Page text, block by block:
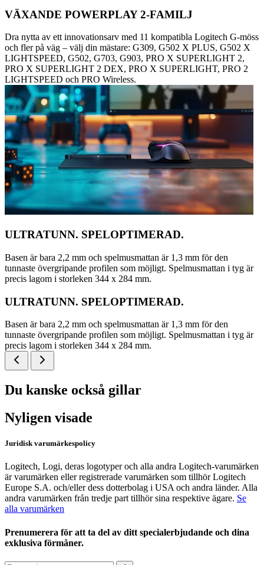
VÄXANDE POWERPLAY 2-FAMILJ
Dra nytta av ett innovationsarv med 11 kompatibla Logitech G-möss
och fler på väg – välj din mästare: G309, G502 X PLUS, G502 X
LIGHTSPEED, G502, G703, G903, PRO X SUPERLIGHT 2,
PRO X SUPERLIGHT 2 DEX, PRO X SUPERLIGHT, PRO 2
LIGHTSPEED och PRO Wireless.
ULTRATUNN. SPELOPTIMERAD.
Basen är bara 2,2 mm och spelmusmattan är 1,3 mm för den
tunnaste övergripande profilen som möjligt. Spelmusmattan i tyg är
precis lagom i storleken 344 x 284 mm.
ULTRATUNN. SPELOPTIMERAD.
Basen är bara 2,2 mm och spelmusmattan är 1,3 mm för den
tunnaste övergripande profilen som möjligt. Spelmusmattan i tyg är
precis lagom i storleken 344 x 284 mm.
Du kanske också gillar
Nyligen visade
Juridisk varumärkespolicy
Logitech, Logi, deras logotyper och alla andra Logitech-varumärken
är varumärken eller registrerade varumärken som tillhör Logitech
Europe S.A. och/eller dess dotterbolag i USA och andra länder. Alla
andra varumärken från tredje part tillhör sina respektive ägare. Se
alla varumärken
Prenumerera för att ta del av ditt specialerbjudande och dina
exklusiva förmåner.